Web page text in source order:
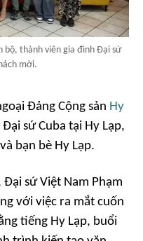
bộ, thành viên gia đình Đại sứ
mời.
Đảng Cộng sản Hy
sứ Cuba tại Hy Lạp,
bạn bè Hy Lạp.
sứ Việt Nam Phạm
với việc ra mắt cuốn
tiếng Hy Lạp, buổi